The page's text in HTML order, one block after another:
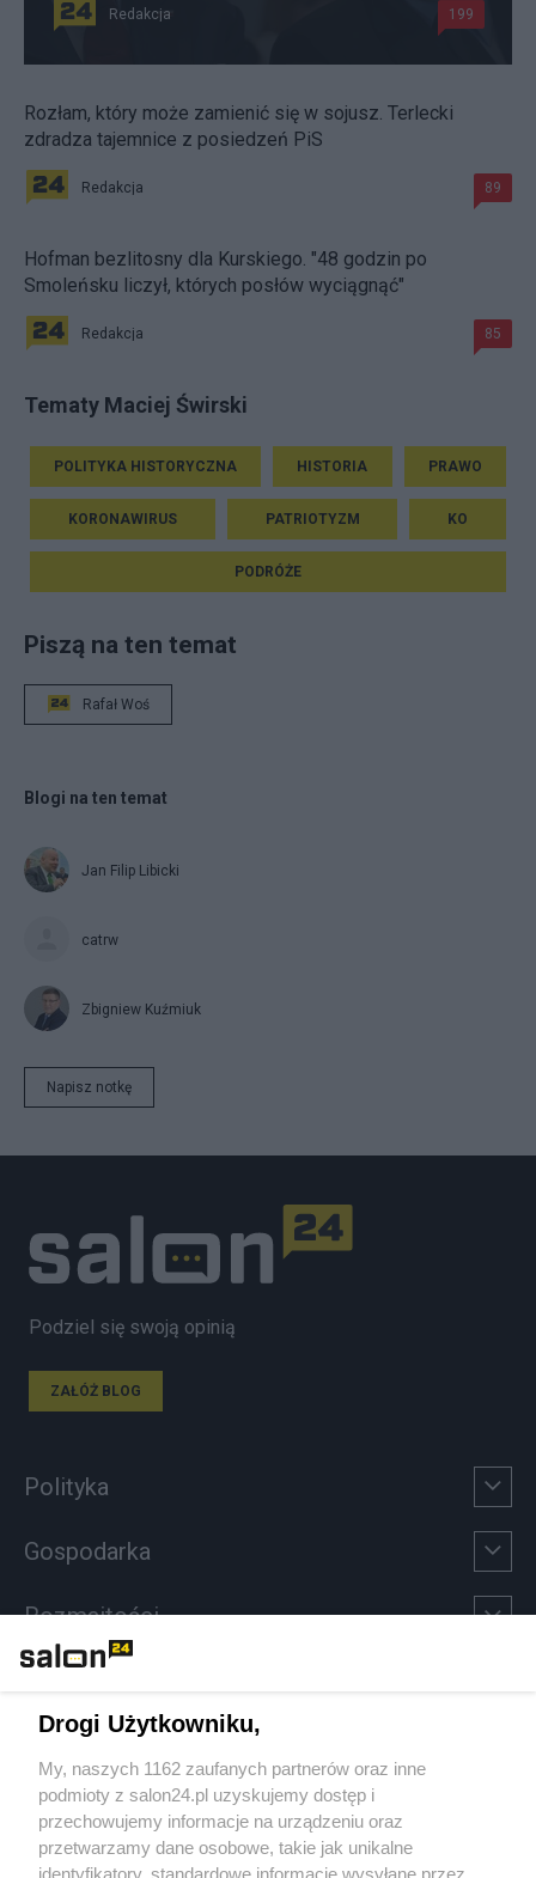
Redakcja 199
Rozłam, który może zamienić się w sojusz. Terlecki
zdradza tajemnice z posiedzeń PiS
Redakcja 89
Hofman bezlitosny dla Kurskiego. "48 godzin po
Smoleńsku liczył, których posłów wyciągnąć"
Redakcja 85
Tematy Maciej Świrski
POLITYKA HISTORYCZNA HISTORIA PRAWO
KORONAWIRUS PATRIOTYZM KO
PODRÓŻE
Piszą na ten temat
Rafał Woś
Blogi na ten temat
Jan Filip Libicki
catrw
Zbigniew Kuźmiuk
Napisz notkę
Podziel się swoją opinią
ZAŁÓŻ BLOG
Polityka
Gospodarka
Rozmaitości
Sport
Społeczeństwo
Drogi Użytkowniku,
My, naszych 1162 zaufanych partnerów oraz inne
podmioty z salon24.pl uzyskujemy dostęp i
przechowujemy informacje na urządzeniu oraz
przetwarzamy dane osobowe, takie jak unikalne
identyfikatory, standardowe informacje wysyłane przez